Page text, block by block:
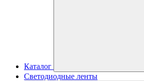
Каталог
Светодиодные ленты